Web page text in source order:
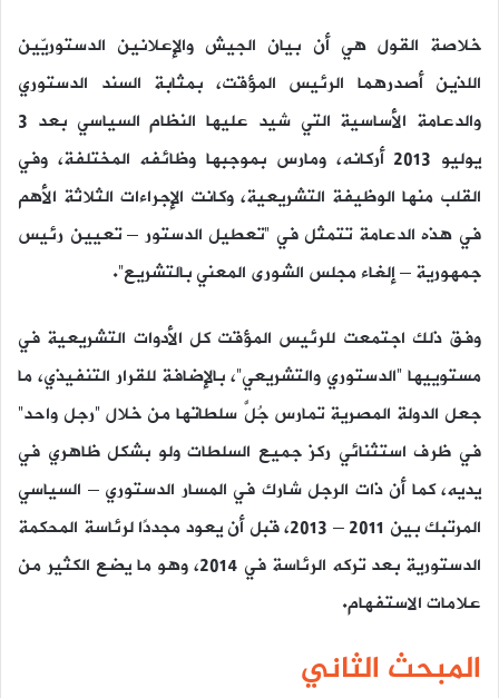
خلاصة القول هي أن بيان الجيش والإعلانين الدستوريّين
اللذين أصدرهما الرئيس المؤقت، بمثابة السند الدستوري
والدعامة الأساسية التي شيد عليها النظام السياسي بعد 3
يوليو 2013 أركانه، ومارس بموجبها وظائفه المختلفة، وفي
القلب منها الوظيفة التشريعية، وكانت الإجراءات الثلاثة الأهم
في هذه الدعامة تتمثل في “تعطيل الدستور – تعيين رئيس
جمهورية – إلغاء مجلس الشورى المعني بالتشريع”.
وفق ذلك اجتمعت للرئيس المؤقت كل الأدوات التشريعية في
مستوييها “الدستوري والتشريعي”، بالإضافة للقرار التنفيذي، ما
جعل الدولة المصرية تمارس جُلَّ سلطاتها من خلال “رجل واحد”
في ظرف استثنائي ركز جميع السلطات ولو بشكل ظاهري في
يديه، كما أن ذات الرجل شارك في المسار الدستوري – السياسي
المرتبك بين 2011 – 2013، قبل أن يعود مجددًا لرئاسة المحكمة
الدستورية بعد تركه الرئاسة في 2014، وهو ما يضع الكثير من
علامات الاستفهام.
المبحث الثاني